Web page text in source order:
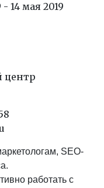
14 мая 2019
центр
SEO-
работать с